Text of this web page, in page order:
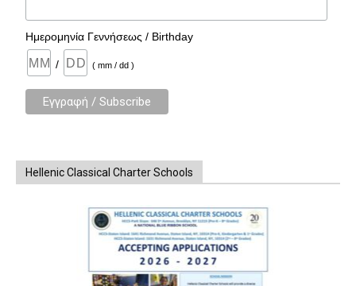
Ημερομηνία Γεννήσεως / Birthday
/ ( mm / dd )
Hellenic Classical Charter Schools